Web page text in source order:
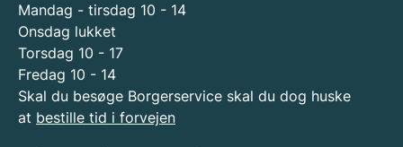
Mandag - tirsdag 10 - 14
Onsdag lukket
Torsdag 10 - 17
Fredag 10 - 14
Skal du besøge Borgerservice skal du dog huske
at bestille tid i forvejen